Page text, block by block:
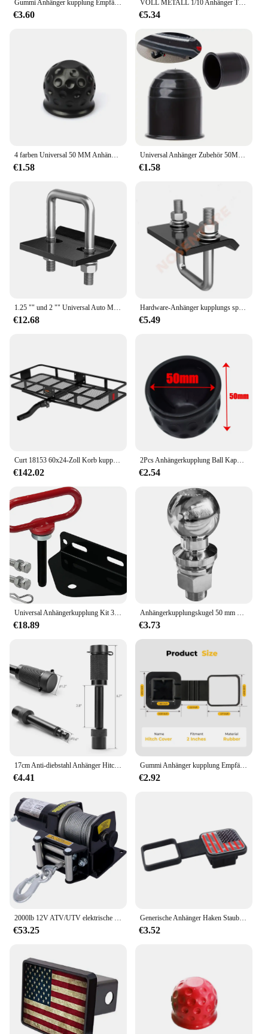
Gummi Anhänger kupplung Empfänger Abdeckung Universal 2 Zoll Abschlepp stopfen Rohr kappe Schutz Anhänger Anhänger kupplung Rohr abdeckung
€3.60
VOLL METALL 1/10 Anhänger Tropfen Hitch Empfänger Tow Haken Für Axial SCX10 90046 Traxxas TRX4 RC Crawler Auto
€5.34
4 farben Universal 50 MM Anhängerkupplung Ball Abdeckkappe Anhänger Ball Abdeckung Anhängerkupplung Kappe Anhängerkupplung Anhängerkupplung Schützen auto Zubehör
€1.58
Universal Anhänger Zubehör 50MM Auto Anhängerkupplung Ball Abdeckkappe Hitch Caravan Anhänger Anhängerkupplung Schützen
€1.58
1.25 "" und 2 "" Universal Auto Modifikation Anhänger Stabilisator Schwer last Anhänger kupplung Anhänger kupplungen Anti-Rassel-Anhänger kupplung
€12.68
Hardware-Anhänger kupplungs spanner für 1.25 "und 2" Kupplungen Anti-Rassel-Anhänger kupplungs stabilisator mit gummi beschichteter Bewegung
€5.49
Curt 18153 60x24-Zoll Korb kupplung Fracht träger, 500 lbs Kapazität, schwarzer Stahl, 2-in Klapp schaft
€142.02
2Pcs Anhängerkupplung Ball Kappe Gummi Schutz Anhängerkupplung Anhänger Anhängerkupplung Abdeckung 50mm Auto Außen Abschleppen Teile
€2.54
Universal Anhängerkupplung Kit 3/4 "Null Drehen Mäher Hitch 1/2" Magnetische Rasenmäher Anhänger Hitch Pin Auto außen Abschleppen Teile
€18.89
Anhängerkupplungskugel 50 mm Kupplung Anhängerteil Anhängerkupplung Kugel Yacht Anhängerkupplung Zubehör 1 7/1 7/8 Anhängerkugel
€3.73
17cm Anti-diebstahl Anhänger Hitch Pin Lock Empfänger Koppler Latch Tow Bar Zunge Automobil Elektrische Zubehör фаркоп remorque
€4.41
Gummi Anhänger kupplung Empfänger Abdeckung Stecker Kappe Gummi passt 2 Zoll Empfänger Schutz für Mercedes Toyota Jeep Ford Chevrolet
€2.92
€53.25
Generische Anhänger Haken Staubs topfen einfache Installation quadratische Mundschutz abdeckung Anhänger Anhänger kupplung Rohr kappe Abdeckung Traktion abdeckung
€3.52